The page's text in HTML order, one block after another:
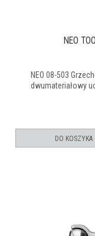
NEO
NEO 08-503
dwumateriałowy
DO KOSZYKA